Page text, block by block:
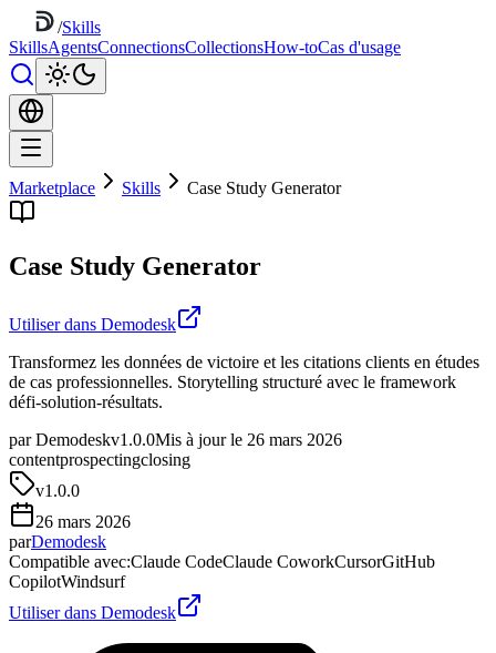
/Skills
SkillsAgentsConnectionsCollectionsHow-toCas d'usage
Marketplace Skills Case Study Generator
Case Study Generator
Utiliser dans Demodesk
Transformez les données de victoire et les citations clients en études
de cas professionnelles. Storytelling structuré avec le framework
défi-solution-résultats.
par Demodeskv1.0.0Mis à jour le 26 mars 2026
contentprospectingclosing
v1.0.0
26 mars 2026
parDemodesk
Compatible avec:Claude CodeClaude CoworkCursorGitHub
CopilotWindsurf
Utiliser dans Demodesk